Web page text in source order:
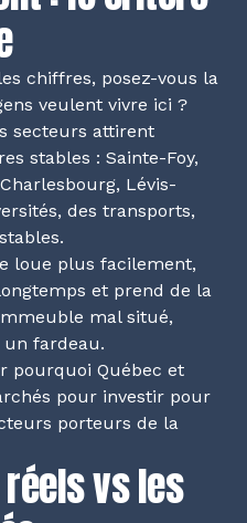
chiffres, posez-vous la
veulent vivre ici ?
secteurs attirent
stables : Sainte-Foy,
Lévis-
des transports,
loue plus facilement,
et prend de la
mal situé,
fardeau.
pourquoi Québec et
pour investir pour
porteurs de la
vs les